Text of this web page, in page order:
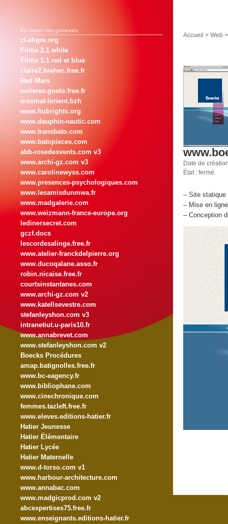
Accueil > Web
Date de
État : fermé.
–Site statique
–Mise en
–Conception
Les autres sites présentés
cl-aligre.org
Films 2.1 white
Films 1.1 red et blue
claire2.brehec.free.fr
Red Mars
volieres.goelo.free.fr
mesmat-lorient.bzh
www.hubrights.org
www.dauphin-nautic.com
www.transbato.com
www.batopieces.com
abb-rosedesvents.com v3
www.archi-gz.com v3
www.carolinewyss.com
www.presences-psychologiques.com
www.lesamisdunmwa.fr
www.madgalerie.com
www.weizmann-france-europe.org
ledinersecret.com
gczf.docs
lescordesalinge.free.fr
www.atelier-franckdelpierre.org
www.ducoqalane.asso.fr
robin.nicaise.free.fr
courtsinstantanes.com
www.archi-gz.com v2
www.katellsevestre.com
stefanleyshon.com v3
intranetiut.u-paris10.fr
www.annabrevet.com
www.stefanleyshon.com v2
Boecks Procédures
amap.batignolles.free.fr
www.bc-eagency.fr
www.bibliophane.com
www.cinechronique.com
femmes.tazleft.free.fr
www.eleves.editions-hatier.fr
Hatier Jeunesse
Hatier Élémentaire
Hatier Lycée
Hatier Maternelle
www.d-torso.com v1
www.harbour-architecture.com
www.annabac.com
www.madgicprod.com v2
abcexpertises75.free.fr
www.enseignants.editions-hatier.fr